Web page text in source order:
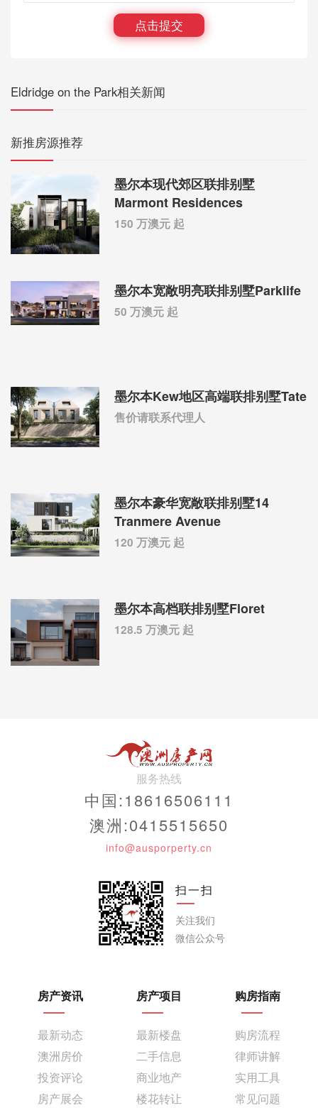
点击提交
Eldridge on the Park相关新闻
新推房源推荐
墨尔本现代郊区联排别墅
Marmont Residences
150 万澳元 起
墨尔本宽敞明亮联排别墅Parklife
50 万澳元 起
墨尔本Kew地区高端联排别墅Tate
售价请联系代理人
墨尔本豪华宽敞联排别墅14
Tranmere Avenue
120 万澳元 起
墨尔本高档联排别墅Floret
128.5 万澳元 起
服务热线
中国:18616506111
澳洲:0415515650
info@ausporperty.cn
扫一扫
关注我们
微信公众号
房产资讯
最新动态
澳洲房价
投资评论
房产展会
房产项目
最新楼盘
二手信息
商业地产
楼花转让
购房指南
购房流程
律师讲解
实用工具
常见问题